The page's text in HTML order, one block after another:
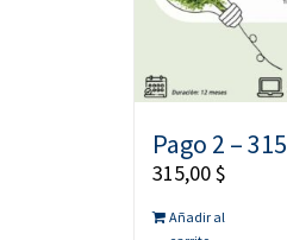
Pago 2 – 315
315,00$
Añadir al